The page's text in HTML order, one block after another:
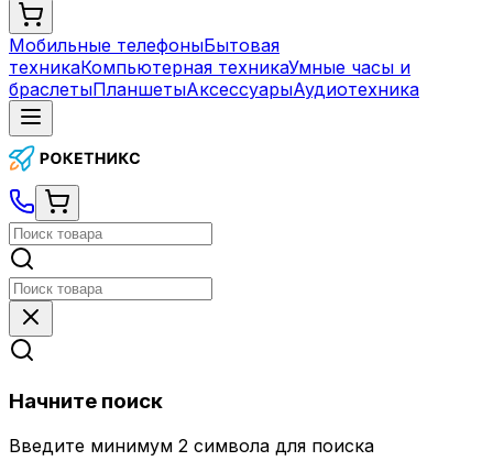
Мобильные телефоныБытовая
техникаКомпьютерная техникаУмные часы и
браслетыПланшетыАксессуарыАудиотехника
Начните поиск
Введите минимум 2 символа для поиска